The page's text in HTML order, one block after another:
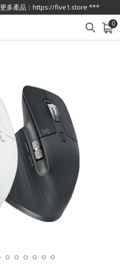
多產品：https://five1.store ***
0
查看